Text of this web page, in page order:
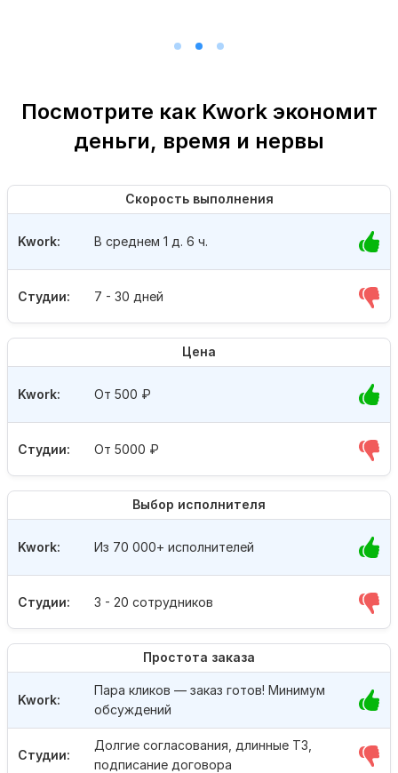
Посмотрите как Kwork экономит
деньги, время и нервы
Скорость выполнения
Студии: 7 - 30 дней
Kwork: В среднем 1 д. 6 ч.
Цена
Студии: От 5000 ₽
Kwork: От 500 ₽
Выбор исполнителя
Студии: 3 - 20 сотрудников
Kwork: Из 70 000+ исполнителей
Простота заказа
Студии:
Долгие согласования, длинные ТЗ,
подписание договора
Kwork:
Пара кликов — заказ готов! Минимум
обсуждений